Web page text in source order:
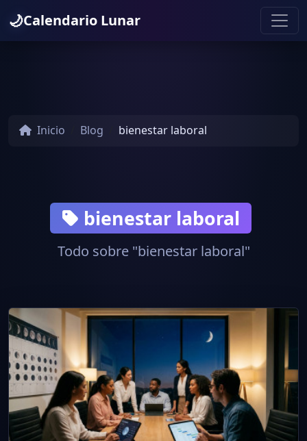
🌙Calendario Lunar
Inicio Blog bienestar laboral
bienestar laboral
Todo sobre "bienestar laboral"